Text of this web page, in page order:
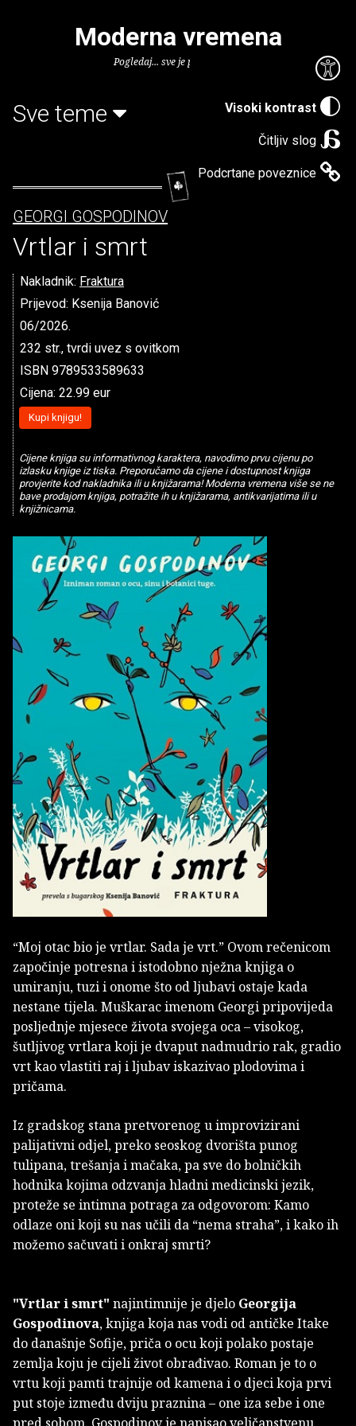
Visoki kontrast
Čitljiv slog
Podcrtane poveznice
Moderna vremena
Pogledaj... sve je puno knjiga.
Sve teme
GEORGI GOSPODINOV
Vrtlar i smrt
Nakladnik: Fraktura
Prijevod: Ksenija Banović
06/2026.
232 str., tvrdi uvez s ovitkom
ISBN 9789533589633
Cijena: 22.99 eur
Kupi knjigu!
Cijene knjiga su informativnog karaktera, navodimo prvu cijenu po
izlasku knjige iz tiska. Preporučamo da cijene i dostupnost knjiga
provjerite kod nakladnika ili u knjižarama! Moderna vremena više se ne
bave prodajom knjiga, potražite ih u knjižarama, antikvarijatima ili u
knjižnicama.
“Moj otac bio je vrtlar. Sada je vrt.” Ovom rečenicom
započinje potresna i istodobno nježna knjiga o
umiranju, tuzi i onome što od ljubavi ostaje kada
nestane tijela. Muškarac imenom Georgi pripovijeda
posljednje mjesece života svojega oca – visokog,
šutljivog vrtlara koji je dvaput nadmudrio rak, gradio
vrt kao vlastiti raj i ljubav iskazivao plodovima i
pričama.
Iz gradskog stana pretvorenog u improvizirani
palijativni odjel, preko seoskog dvorišta punog
tulipana, trešanja i mačaka, pa sve do bolničkih
hodnika kojima odzvanja hladni medicinski jezik,
proteže se intimna potraga za odgovorom: Kamo
odlaze oni koji su nas učili da “nema straha”, i kako ih
možemo sačuvati i onkraj smrti?
"Vrtlar i smrt" najintimnije je djelo Georgija
Gospodinova, knjiga koja nas vodi od antičke Itake
do današnje Sofije, priča o ocu koji polako postaje
zemlja koju je cijeli život obrađivao. Roman je to o
vrtu koji pamti trajnije od kamena i o djeci koja prvi
put stoje između dviju praznina – one iza sebe i one